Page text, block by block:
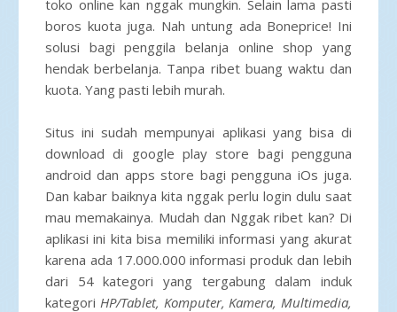
toko online kan nggak mungkin. Selain lama pasti
boros kuota juga. Nah untung ada Boneprice! Ini
solusi bagi penggila belanja online shop yang
hendak berbelanja. Tanpa ribet buang waktu dan
kuota. Yang pasti lebih murah.
Situs ini sudah mempunyai aplikasi yang bisa di
download di google play store bagi pengguna
android dan apps store bagi pengguna iOs juga.
Dan kabar baiknya kita nggak perlu login dulu saat
mau memakainya. Mudah dan Nggak ribet kan? Di
aplikasi ini kita bisa memiliki informasi yang akurat
karena ada 17.000.000 informasi produk dan lebih
dari 54 kategori yang tergabung dalam induk
kategori HP/Tablet, Komputer, Kamera, Multimedia,